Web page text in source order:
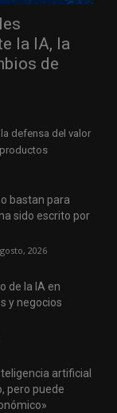
la IA, la
de
defensa del valor
bastan para
sido escrito por
2026
de la IA en
y negocios
artificial
pero puede